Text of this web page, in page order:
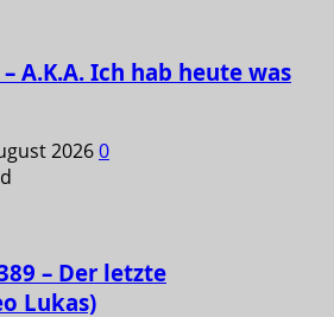
– A.K.A. Ich hab heute was
20260
– Der letzte
Lukas)